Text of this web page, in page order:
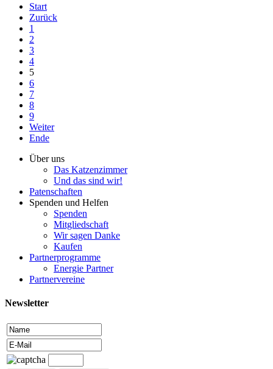
Start
Zurück
1
2
3
4
5
6
7
8
9
Weiter
Ende
Über uns
Das Katzenzimmer
Und das sind wir!
Patenschaften
Spenden und Helfen
Spenden
Mitgliedschaft
Wir sagen Danke
Kaufen
Partnerprogramme
Energie Partner
Partnervereine
Newsletter